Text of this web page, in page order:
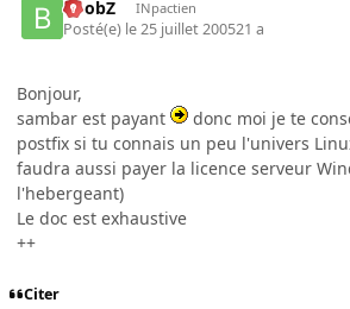
BoobZ INpactien
Posté(e) le 25 juillet 200521 a
Bonjour,
sambar est payant
donc moi je te
postfix si tu connais un peu l'univers
faudra aussi payer la licence serveur
l'hebergeant)
Le doc est exhaustive
++
Citer